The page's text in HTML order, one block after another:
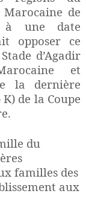
de
à une date
opposer ce
d’Agadir
et
la dernière
de la Coupe
du
familles des
aux